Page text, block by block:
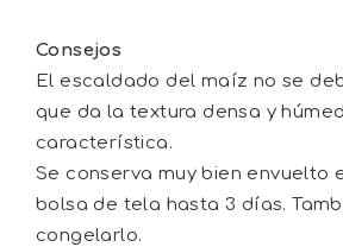
Consejos
El escaldado del maíz no se
que da la textura densa y
característica.
Se conserva muy bien envuelto
bolsa de tela hasta 3 días.
congelarlo.